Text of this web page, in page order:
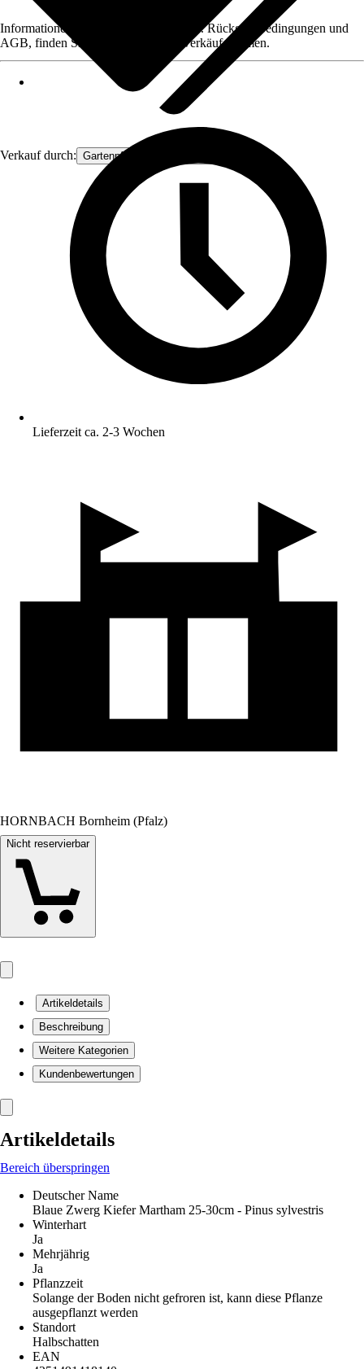
Verkauf durch: Gartenpflanzen Ammerland
Informationen des Verkäufers, wie z. B. Rückgabebedingungen und
AGB, finden Sie bei Klick auf den Verkäufernamen.
Lieferzeit ca. 2-3 Wochen
HORNBACH Bornheim (Pfalz)
Nicht reservierbar
Artikeldetails
Beschreibung
Weitere Kategorien
Kundenbewertungen
Artikeldetails
Bereich überspringen
Deutscher Name
Blaue Zwerg Kiefer Martham 25-30cm - Pinus sylvestris
Winterhart
Ja
Mehrjährig
Ja
Pflanzzeit
Solange der Boden nicht gefroren ist, kann diese Pflanze
ausgepflanzt werden
Standort
Halbschatten
EAN